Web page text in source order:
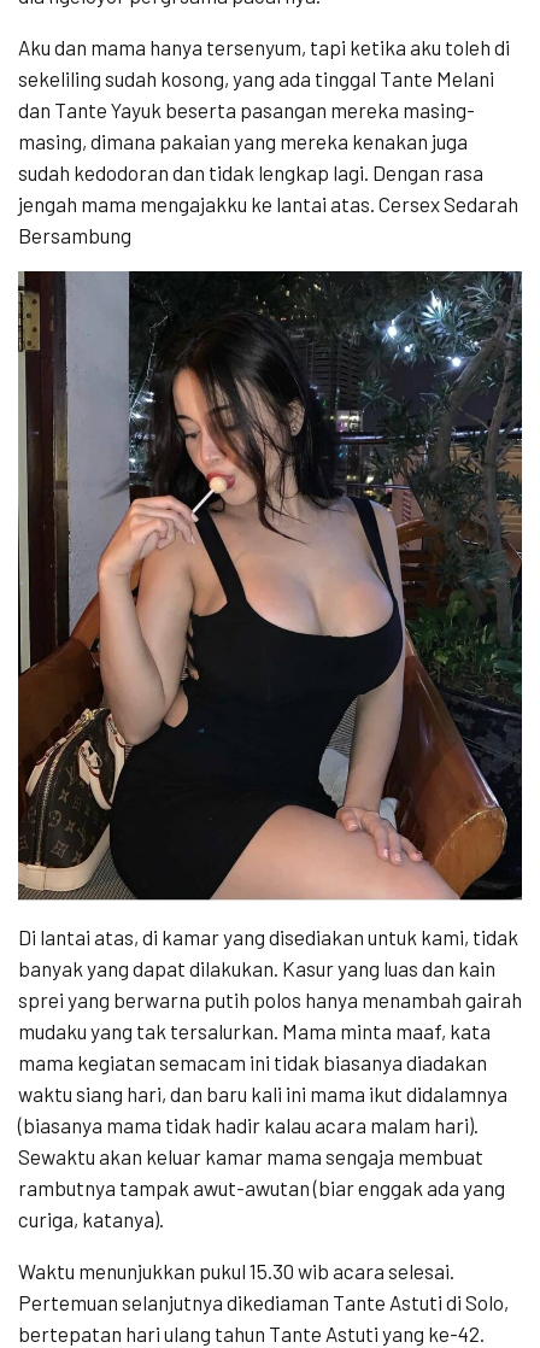
Aku dan mama hanya tersenyum, tapi ketika aku toleh di
sekeliling sudah kosong, yang ada tinggal Tante Melani
dan Tante Yayuk beserta pasangan mereka masing-
masing, dimana pakaian yang mereka kenakan juga
sudah kedodoran dan tidak lengkap lagi. Dengan rasa
jengah mama mengajakku ke lantai atas. Cersex Sedarah
Bersambung
Di lantai atas, di kamar yang disediakan untuk kami, tidak
banyak yang dapat dilakukan. Kasur yang luas dan kain
sprei yang berwarna putih polos hanya menambah gairah
mudaku yang tak tersalurkan. Mama minta maaf, kata
mama kegiatan semacam ini tidak biasanya diadakan
waktu siang hari, dan baru kali ini mama ikut didalamnya
(biasanya mama tidak hadir kalau acara malam hari).
Sewaktu akan keluar kamar mama sengaja membuat
rambutnya tampak awut-awutan (biar enggak ada yang
curiga, katanya).
Waktu menunjukkan pukul 15.30 wib acara selesai.
Pertemuan selanjutnya dikediaman Tante Astuti di Solo,
bertepatan hari ulang tahun Tante Astuti yang ke-42.